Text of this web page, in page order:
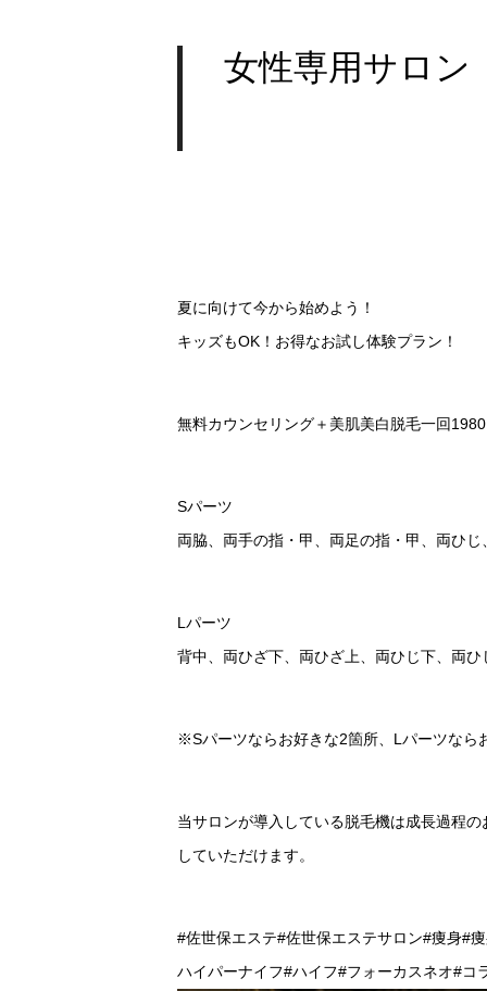
女性専用サロン
夏に向けて今から始めよう！
キッズもOK！お得なお試し体験プラン！
無料カウンセリング＋美肌美白脱毛一回
Sパーツ
両脇、両手の指・甲、両足の指・甲、両ひ
Lパーツ
背中、両ひざ下、両ひざ上、両ひじ下、両
※Sパーツならお好きな2箇所、Lパーツなら
当サロンが導入している脱毛機は成長過程
していただけます。
#佐世保エステ#佐世保エステサロン#痩身#
ハイパーナイフ#ハイフ#フォーカスネオ#コ